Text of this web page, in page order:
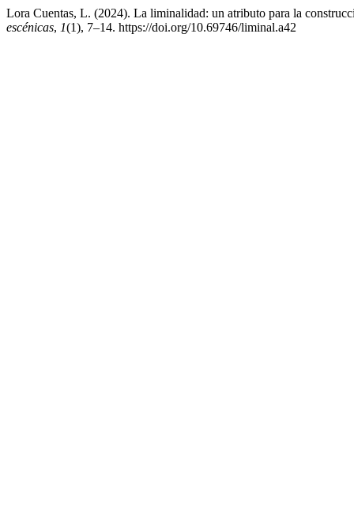
Lora Cuentas, L. (2024). La liminalidad: un atributo para la
escénicas, 1(1), 7–14. https://doi.org/10.69746/liminal.a42